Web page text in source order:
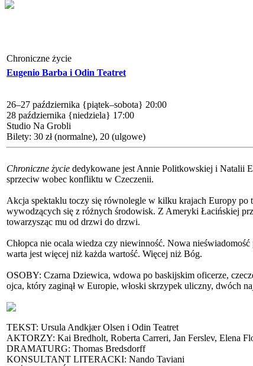
Chroniczne życie
Eugenio Barba i Odin Teatret
26–27 października {piątek–sobota} 20:00
28 października {niedziela} 17:00
Studio Na Grobli
Bilety: 30 zł (normalne), 20 (ulgowe)
Chroniczne życie dedykowane jest Annie Politkowskiej i Natalii
sprzeciw wobec konfliktu w Czeczenii.
Akcja spektaklu toczy się równolegle w kilku krajach Europy
wywodzących się z różnych środowisk. Z Ameryki Łacińskiej
towarzysząc mu od drzwi do drzwi.
Chłopca nie ocala wiedza czy niewinność. Nowa
warta jest więcej niż każda wartość. Więcej niż Bóg.
OSOBY: Czarna Dziewica, wdowa po baskijskim oficerze,
ojca, który zaginął w Europie, włoski skrzypek uliczny, dwóch
TEKST: Ursula Andkjær Olsen i Odin Teatret
AKTORZY: Kai Bredholt, Roberta Carreri, Jan Ferslev, Elena
DRAMATURG: Thomas Bredsdorff
KONSULTANT LITERACKI: Nando Taviani